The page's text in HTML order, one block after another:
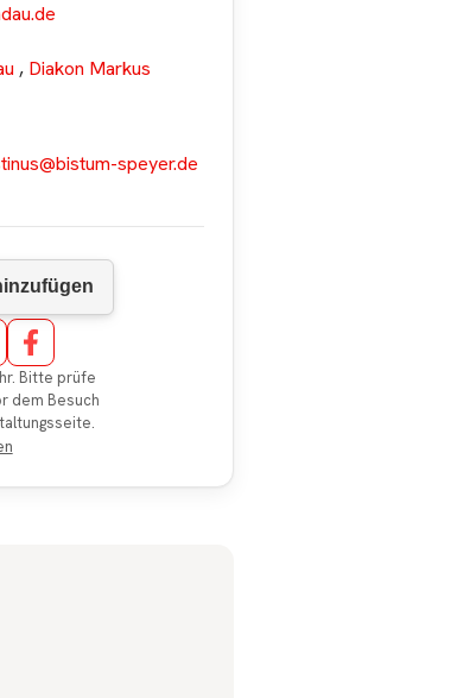
, Diakon Markus
speyer.de
Bitte prüfe
dem Besuch